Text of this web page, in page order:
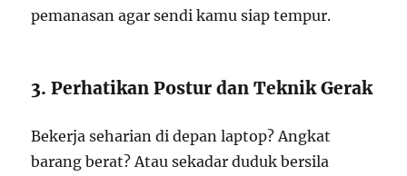
pemanasan agar sendi kamu siap tempur.
3. Perhatikan Postur dan Teknik Gerak
Bekerja seharian di depan laptop? Angkat
barang berat? Atau sekadar duduk bersila